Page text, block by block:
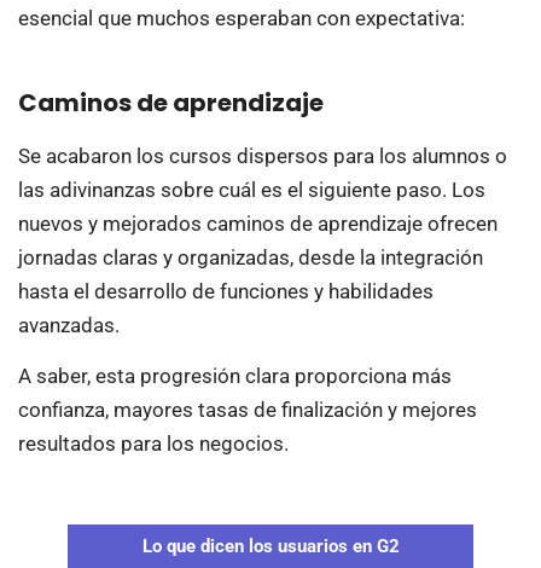
esencial que muchos esperaban con expectativa:
Caminos de aprendizaje
Se acabaron los cursos dispersos para los alumnos o
las adivinanzas sobre cuál es el siguiente paso. Los
nuevos y mejorados caminos de aprendizaje ofrecen
jornadas claras y organizadas, desde la integración
hasta el desarrollo de funciones y habilidades
avanzadas.
A saber, esta progresión clara proporciona más
confianza, mayores tasas de finalización y mejores
resultados para los negocios.
Lo que dicen los usuarios en G2